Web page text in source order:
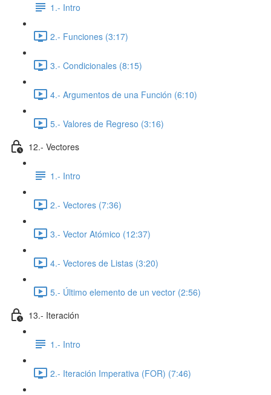
1.- Intro
2.- Funciones (3:17)
3.- Condicionales (8:15)
4.- Argumentos de una Función (6:10)
5.- Valores de Regreso (3:16)
12.- Vectores
1.- Intro
2.- Vectores (7:36)
3.- Vector Atómico (12:37)
4.- Vectores de Listas (3:20)
5.- Último elemento de un vector (2:56)
13.- Iteración
1.- Intro
2.- Iteración Imperativa (FOR) (7:46)